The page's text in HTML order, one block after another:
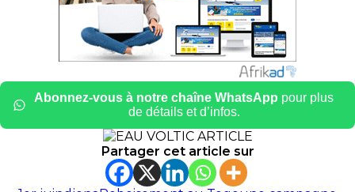
Abonnez-vous à notre chaîne WhatsApp pour plus
de détails et d’infos.
Partager cet article sur